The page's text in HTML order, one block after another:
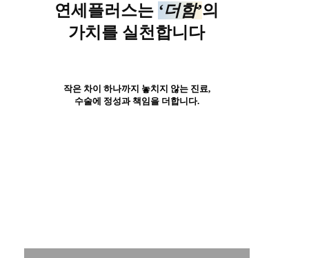
연세플러스는 ‘더함’의
가치를 실천합니다
작은 차이 하나까지 놓치지 않는 진료,
수술에 정성과 책임을 더합니다.